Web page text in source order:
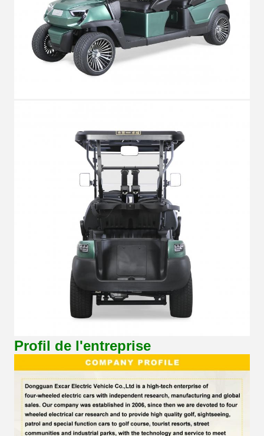
Profil de l'entreprise